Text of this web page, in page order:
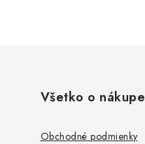
Všetko o nákupe
Obchodné podmienky